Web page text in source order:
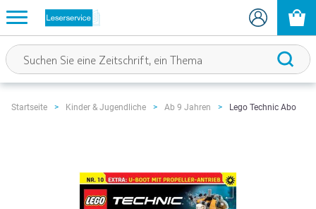
Startseite Kinder & Jugendliche Ab 9 Jahren Lego Technic Abo